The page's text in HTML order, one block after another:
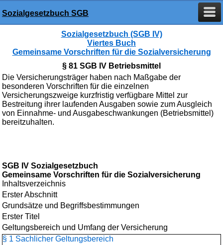
Sozialgesetzbuch SGB
Sozialgesetzbuch (SGB IV)
Viertes Buch
Gemeinsame Vorschriften für die Sozialversicherung
§ 81 SGB IV Betriebsmittel
Die Versicherungsträger haben nach Maßgabe der
besonderen Vorschriften für die einzelnen
Versicherungszweige kurzfristig verfügbare Mittel zur
Bestreitung ihrer laufenden Ausgaben sowie zum Ausgleich
von Einnahme- und Ausgabeschwankungen (Betriebsmittel)
bereitzuhalten.
SGB IV Sozialgesetzbuch
Gemeinsame Vorschriften für die Sozialversicherung
Inhaltsverzeichnis
Erster Abschnitt
Grundsätze und Begriffsbestimmungen
Erster Titel
Geltungsbereich und Umfang der Versicherung
§ 1 Sachlicher Geltungsbereich